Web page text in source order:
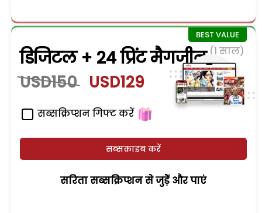
डिजिटल + 24 प्रिंट मैगजीन (1 साल)
USD150 USD129
सब्सक्रिप्शन गिफ्ट करें
सब्सक्राइब करें
सरिता सब्सक्रिप्शन से जुड़ेें और पाएं